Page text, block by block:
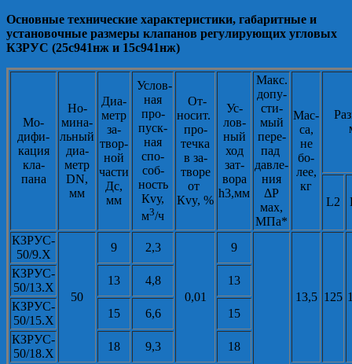
Основные технические характеристики, габаритные и
установочные размеры клапанов регулирующих угловых
КЗРУС (25с941нж и 15с941нж)
Мо-
дифи-
кация
кла-
пана
Но-
мина-
льный
диа-
метр
DN,
мм
Диа-
метр
за-
твор-
ной
части
Дс,
мм
Услов-
ная
про-
пуск-
ная
спо-
соб-
ность
Кvу,
м3/ч
От-
носит.
про-
течка
в за-
творе
от
Кvy, %
Ус-
лов-
ный
ход
зат-
вора
h3,мм
Макс.
допу-
сти-
мый
пере-
пад
давле-
ния
ΔР
мах,
МПа*
Мас-
са,
не
бо-
лее,
кг
L2
КЗРУС-
50/9.X
50
9 2,3
0,01
9
13,5 125
КЗРУС-
50/13.X
13 4,8
13
КЗРУС-
50/15.X
15 6,6
15
КЗРУС-
50/18.X
18 9,3
18